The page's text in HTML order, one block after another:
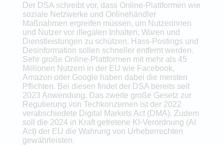
Der DSA schreibt vor, dass Online-Plattformen wie
soziale Netzwerke und Onlinehändler
Maßnahmen ergreifen müssen, um Nutzerinnen
und Nutzer vor illegalen Inhalten, Waren und
Dienstleistungen zu schützen. Hass-Postings und
Desinformation sollen schneller entfernt werden.
Sehr große Online-Plattformen mit mehr als 45
Millionen Nutzern in der EU wie Facebook,
Amazon oder Google haben dabei die meisten
Pflichten. Bei diesen findet der DSA bereits seit
2023 Anwendung. Das zweite große Gesetz zur
Regulierung von Techkonzernen ist der 2022
verabschiedete Digital Markets Act (DMA). Zudem
soll die 2024 in Kraft getretene KI-Verordnung (AI
Act) der EU die Wahrung von Urheberrechten
gewährleisten.